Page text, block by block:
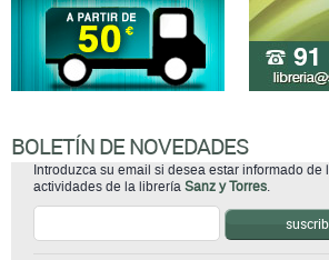
BOLETÍN DE NOVEDADES
Introduzca su email si desea estar informado de
actividades de la librería Sanz y Torres.